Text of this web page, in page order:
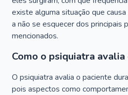
existe alguma situação que
a não se esquecer dos principais
mencionados.
Como o psiquiatra
O psiquiatra avalia o paciente
pois aspectos como